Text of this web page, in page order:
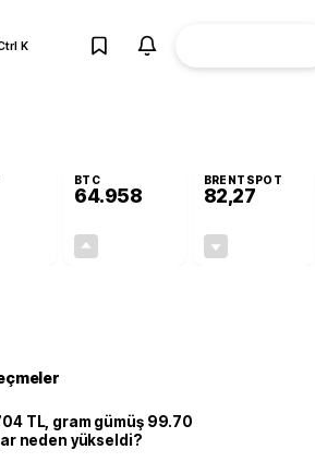
K
BTC
64.958
BRENTSPOT
82,27
TL, gram gümüş 99.70
neden yükseldi?